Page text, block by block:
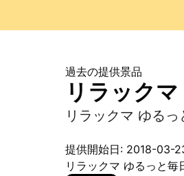
過去の提供景品
リラック
リラックマ ゆる
提供開始日: 2018-03-
リラックマ ゆるっと